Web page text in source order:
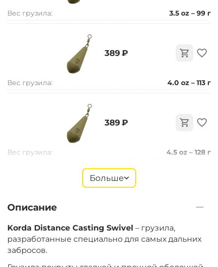
Вес грузила: 3.5 oz – 99 г
‍389‍ ₽
Вес грузила: 4.0 oz – 113 г
‍389‍ ₽
Вес грузила: 4.5 oz – 128 г
Больше
Описание
Korda Distance Casting Swivel – грузила,
разработанные специально для самых дальних
забросов.